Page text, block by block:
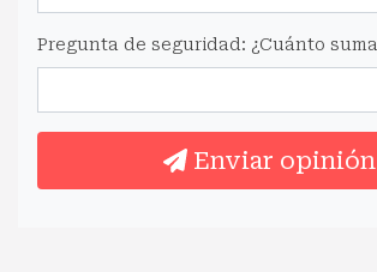
Pregunta de seguridad: ¿Cuánto
Enviar opinión